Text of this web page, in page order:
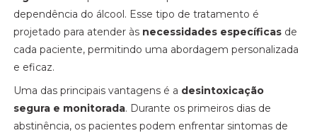
dependência do álcool. Esse tipo de tratamento é
projetado para atender às necessidades específicas de
cada paciente, permitindo uma abordagem personalizada
e eficaz.
Uma das principais vantagens é a desintoxicação
segura e monitorada. Durante os primeiros dias de
abstinência, os pacientes podem enfrentar sintomas de